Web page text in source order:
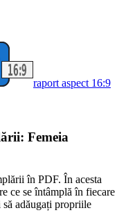
raport aspect 16:9
Femeia
în PDF. În acesta
ce se întâmplă în fiecare
adăugați propriile